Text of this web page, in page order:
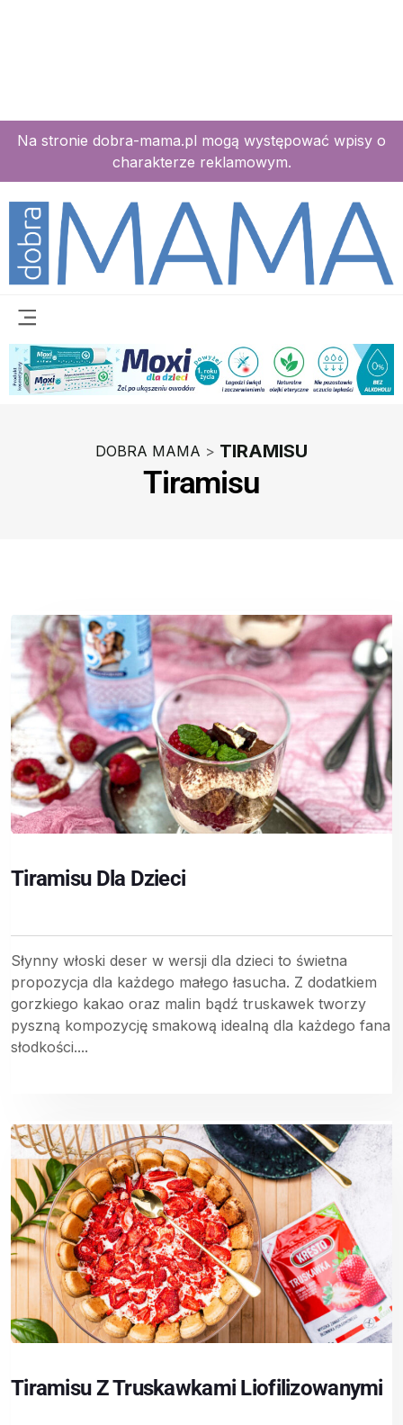
Na stronie dobra-mama.pl mogą występować wpisy o
charakterze reklamowym.
DOBRA MAMA > TIRAMISU
Tiramisu
Tiramisu Dla Dzieci
Słynny włoski deser w wersji dla dzieci to świetna
propozycja dla każdego małego łasucha. Z dodatkiem
gorzkiego kakao oraz malin bądź truskawek tworzy
pyszną kompozycję smakową idealną dla każdego fana
słodkości....
Tiramisu Z Truskawkami Liofilizowanymi